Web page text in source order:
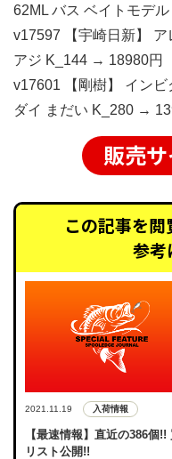
62ML バス ベイトモデ
v17597 【宇崎日新】
アジ K_144 → 18980円
v17601 【剛樹】 イン
ダイ まだい K_280 →
販売
この記事を
参考
2021.11.19 入荷情報
【最速情報】直近の386個!!
リスト公開!!